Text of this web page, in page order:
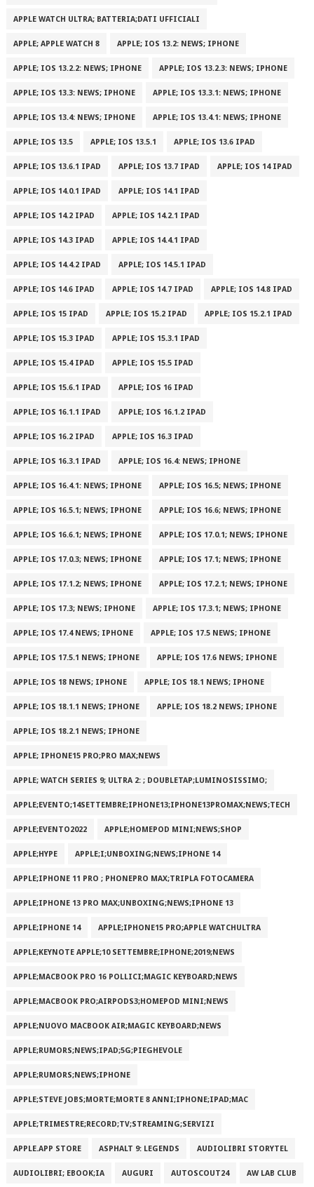
APPLE WATCH ULTRA; BATTERIA;DATI UFFICIALI
APPLE; APPLE WATCH 8 APPLE; IOS 13.2: NEWS; IPHONE
APPLE; IOS 13.2.2: NEWS; IPHONE APPLE; IOS 13.2.3: NEWS; IPHONE
APPLE; IOS 13.3: NEWS; IPHONE APPLE; IOS 13.3.1: NEWS; IPHONE
APPLE; IOS 13.4: NEWS; IPHONE APPLE; IOS 13.4.1: NEWS; IPHONE
APPLE; IOS 13.5 APPLE; IOS 13.5.1 APPLE; IOS 13.6 IPAD
APPLE; IOS 13.6.1 IPAD APPLE; IOS 13.7 IPAD APPLE; IOS 14 IPAD
APPLE; IOS 14.0.1 IPAD APPLE; IOS 14.1 IPAD
APPLE; IOS 14.2 IPAD APPLE; IOS 14.2.1 IPAD
APPLE; IOS 14.3 IPAD APPLE; IOS 14.4.1 IPAD
APPLE; IOS 14.4.2 IPAD APPLE; IOS 14.5.1 IPAD
APPLE; IOS 14.6 IPAD APPLE; IOS 14.7 IPAD APPLE; IOS 14.8 IPAD
APPLE; IOS 15 IPAD APPLE; IOS 15.2 IPAD APPLE; IOS 15.2.1 IPAD
APPLE; IOS 15.3 IPAD APPLE; IOS 15.3.1 IPAD
APPLE; IOS 15.4 IPAD APPLE; IOS 15.5 IPAD
APPLE; IOS 15.6.1 IPAD APPLE; IOS 16 IPAD
APPLE; IOS 16.1.1 IPAD APPLE; IOS 16.1.2 IPAD
APPLE; IOS 16.2 IPAD APPLE; IOS 16.3 IPAD
APPLE; IOS 16.3.1 IPAD APPLE; IOS 16.4: NEWS; IPHONE
APPLE; IOS 16.4.1: NEWS; IPHONE APPLE; IOS 16.5; NEWS; IPHONE
APPLE; IOS 16.5.1; NEWS; IPHONE APPLE; IOS 16.6; NEWS; IPHONE
APPLE; IOS 16.6.1; NEWS; IPHONE APPLE; IOS 17.0.1; NEWS; IPHONE
APPLE; IOS 17.0.3; NEWS; IPHONE APPLE; IOS 17.1; NEWS; IPHONE
APPLE; IOS 17.1.2; NEWS; IPHONE APPLE; IOS 17.2.1; NEWS; IPHONE
APPLE; IOS 17.3; NEWS; IPHONE APPLE; IOS 17.3.1; NEWS; IPHONE
APPLE; IOS 17.4 NEWS; IPHONE APPLE; IOS 17.5 NEWS; IPHONE
APPLE; IOS 17.5.1 NEWS; IPHONE APPLE; IOS 17.6 NEWS; IPHONE
APPLE; IOS 18 NEWS; IPHONE APPLE; IOS 18.1 NEWS; IPHONE
APPLE; IOS 18.1.1 NEWS; IPHONE APPLE; IOS 18.2 NEWS; IPHONE
APPLE; IOS 18.2.1 NEWS; IPHONE
APPLE; IPHONE15 PRO;PRO MAX;NEWS
APPLE; WATCH SERIES 9; ULTRA 2: ; DOUBLETAP;LUMINOSISSIMO;
APPLE;EVENTO;14SETTEMBRE;IPHONE13;IPHONE13PROMAX;NEWS;TECH
APPLE;EVENTO2022 APPLE;HOMEPOD MINI;NEWS;SHOP
APPLE;HYPE APPLE;I;UNBOXING;NEWS;IPHONE 14
APPLE;IPHONE 11 PRO ; PHONEPRO MAX;TRIPLA FOTOCAMERA
APPLE;IPHONE 13 PRO MAX;UNBOXING;NEWS;IPHONE 13
APPLE;IPHONE 14 APPLE;IPHONE15 PRO;APPLE WATCHULTRA
APPLE;KEYNOTE APPLE;10 SETTEMBRE;IPHONE;2019;NEWS
APPLE;MACBOOK PRO 16 POLLICI;MAGIC KEYBOARD;NEWS
APPLE;MACBOOK PRO;AIRPODS3;HOMEPOD MINI;NEWS
APPLE;NUOVO MACBOOK AIR;MAGIC KEYBOARD;NEWS
APPLE;RUMORS;NEWS;IPAD;5G;PIEGHEVOLE
APPLE;RUMORS;NEWS;IPHONE
APPLE;STEVE JOBS;MORTE;MORTE 8 ANNI;IPHONE;IPAD;MAC
APPLE;TRIMESTRE;RECORD;TV;STREAMING;SERVIZI
APPLE.APP STORE ASPHALT 9: LEGENDS AUDIOLIBRI STORYTEL
AUDIOLIBRI; EBOOK;IA AUGURI AUTOSCOUT24 AW LAB CLUB